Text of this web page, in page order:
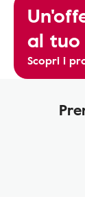
al tuo
Scopri i